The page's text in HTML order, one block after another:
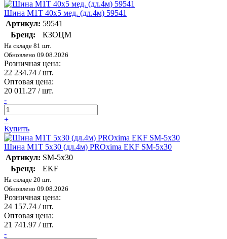
Шина М1Т 40х5 мед. (дл.4м) 59541
Артикул: 59541
Бренд:
КЗОЦМ
На складе 81 шт.
Обновлено 09.08.2026
Розничная цена:
22 234.74 / шт.
Оптовая цена:
20 011.27 / шт.
-
+
Купить
Шина М1Т 5х30 (дл.4м) PROxima EKF SM-5x30
Артикул: SM-5x30
Бренд:
EKF
На складе 20 шт.
Обновлено 09.08.2026
Розничная цена:
24 157.74 / шт.
Оптовая цена:
21 741.97 / шт.
-